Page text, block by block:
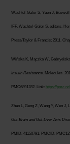
Wachtel-Galor S, Yuen J, Buswell
IFF, Wachtel-Galor S, editors.
Press/Taylor & Francis; 2011.
Wińska K, Mączka W,
Insulin Resistance. Molecules.
PMC6891282. Link: https://
Zhao L, Geng Z, Wang Y, Wen J,
Gut-Brain and Gut-Liver Axis
PMID: 41150791; PMCID: